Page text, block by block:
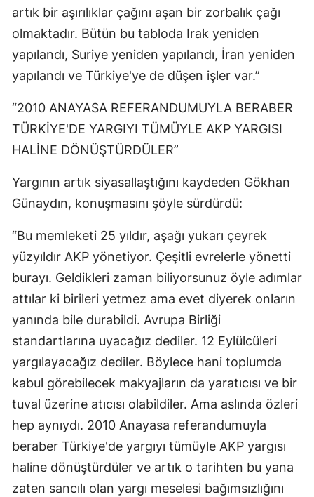
artık bir aşırılıklar çağını aşan bir zorbalık çağı
olmaktadır. Bütün bu tabloda Irak yeniden
yapılandı, Suriye yeniden yapılandı, İran yeniden
yapılandı ve Türkiye'ye de düşen işler var.”
“2010 ANAYASA REFERANDUMUYLA BERABER
TÜRKİYE'DE YARGIYI TÜMÜYLE AKP YARGISI
HALİNE DÖNÜŞTÜRDÜLER”
Yargının artık siyasallaştığını kaydeden Gökhan
Günaydın, konuşmasını şöyle sürdürdü:
“Bu memleketi 25 yıldır, aşağı yukarı çeyrek
yüzyıldır AKP yönetiyor. Çeşitli evrelerle yönetti
burayı. Geldikleri zaman biliyorsunuz öyle adımlar
attılar ki birileri yetmez ama evet diyerek onların
yanında bile durabildi. Avrupa Birliği
standartlarına uyacağız dediler. 12 Eylülcüleri
yargılayacağız dediler. Böylece hani toplumda
kabul görebilecek makyajların da yaratıcısı ve bir
tuval üzerine atıcısı olabildiler. Ama aslında özleri
hep aynıydı. 2010 Anayasa referandumuyla
beraber Türkiye'de yargıyı tümüyle AKP yargısı
haline dönüştürdüler ve artık o tarihten bu yana
zaten sancılı olan yargı meselesi bağımsızlığını